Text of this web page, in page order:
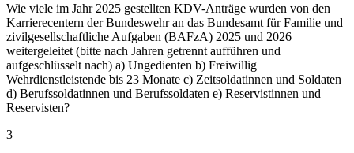
Wie viele im Jahr 2025 gestellten KDV-Anträge wurden von den
Karrierecentern der Bundeswehr an das Bundesamt für Familie und
zivilgesellschaftliche Aufgaben (BAFzA) 2025 und 2026
weitergeleitet (bitte nach Jahren getrennt aufführen und
aufgeschlüsselt nach) a) Ungedienten b) Freiwillig
Wehrdienstleistende bis 23 Monate c) Zeitsoldatinnen und Soldaten
d) Berufssoldatinnen und Berufssoldaten e) Reservistinnen und
Reservisten?
3